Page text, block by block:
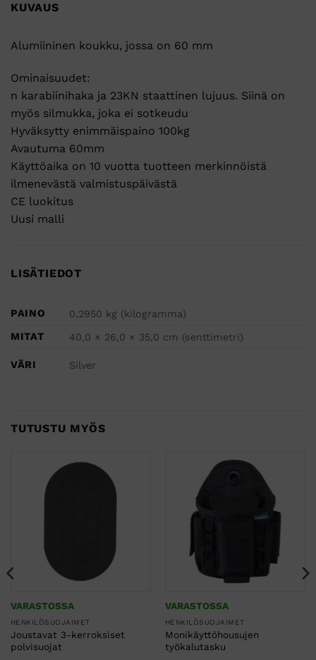
KUVAUS
Alumiininen koukku, jossa on 60 mm
Ominaisuudet:
n karabiinihaka ja 23KN staattinen lujuus. Siinä on
myös silmukka, joka ei sotkeudu
Hyväksytty enimmäispaino 100kg
Avautuma 60mm
Käyttöaika on 10 vuotta tuotteen merkinnöistä
ilmenevästä valmistuspäivästä
CE luokitus
Uusi malli
LISÄTIEDOT
PAINO
0,2950 kg (kilogramma)
MITAT
40,0 × 26,0 × 35,0 cm (senttimetri)
VÄRI Silver
TUTUSTU MYÖS
VARASTOSSA
HENKILÖSUOJAIMET
Joustavat 3-kerroksiset
polvisuojat
VARASTOSSA
HENKILÖSUOJAIMET
Monikäyttöhousujen
työkalutasku